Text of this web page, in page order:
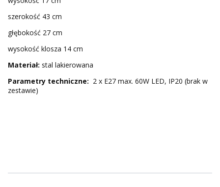
szerokość 43 cm
głębokość 27 cm
wysokość klosza 14 cm
Materiał: stal lakierowana
Parametry techniczne: 2 x E27 max. 60W LED, IP20 (brak w
zestawie)